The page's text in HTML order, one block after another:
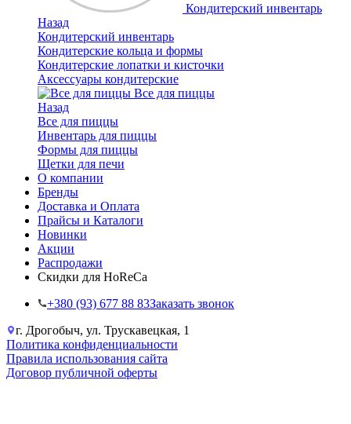
Кондитерский инвентарь
Назад
Кондитерский инвентарь
Кондитерские кольца и формы
Кондитерские лопатки и кисточки
Аксессуары кондитерские
Все для пиццы
Назад
Все для пиццы
Инвентарь для пиццы
Формы для пиццы
Щетки для печи
О компании
Бренды
Доставка и Оплата
Прайсы и Каталоги
Новинки
Акции
Распродажи
Скидки для HoReCa
+38‎0 (93) 677 88 83Заказать звонок
г. Дрогобыч, ул. Трускавецкая, 1
Политика конфиденциальности
Правила использования сайта
Договор публичной оферты